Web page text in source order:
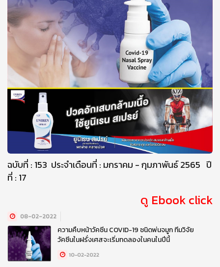
ฉบับที่ : 153 ประจำเดือนที่ : มกราคม - กุมภาพันธ์ 2565 ปี
ที่ : 17
ดู Ebook click
08-02-2022
ความคืบหน้าวัคซีน COVID-19 ชนิดพ่นจมูก ทีมวิจัย
วัคซีนในฝรั่งเศสจะเริ่มทดลองในคนในปีนี้
10-02-2022